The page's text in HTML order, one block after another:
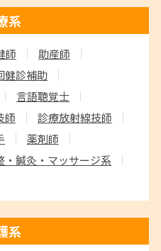
系
師
助産師
健診補助
言語聴覚士
師
診療放射線技師
薬剤師
・鍼灸・マッサージ系
系